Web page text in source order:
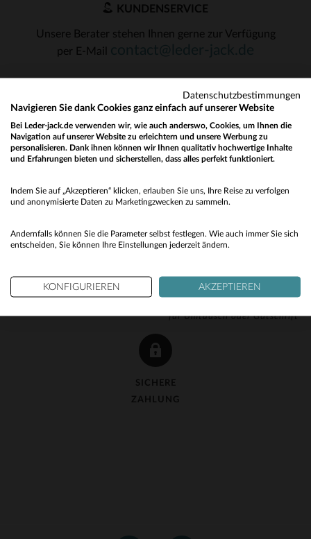
KOSTENLOSE LIEFERUNG
ab 150 €
KOSTENLOSE 90-TAGE-
RÜCKGABE
für Umtausch oder Gutschrift
SICHERE
ZAHLUNG
KUNDENSERVICE
Unsere Berater stehen Ihnen gerne zur Verfügung
per E-Mail
UNSERE VERTRAUENSWÜRDIGEN PARTNER
No
Datenschutzbestimmungen
Navigieren Sie dank Cookies ganz einfach auf unserer Website
Bei Leder-jack.de verwenden wir, wie auch anderswo, Cookies, um Ihnen die
Navigation auf unserer Website zu erleichtern und unsere Werbung zu
personalisieren. Dank ihnen können wir Ihnen qualitativ hochwertige Inhalte
und Erfahrungen bieten und sicherstellen, dass alles perfekt funktioniert.
Indem Sie auf „Akzeptieren“ klicken, erlauben Sie uns, Ihre Reise zu verfolgen
und anonymisierte Daten zu Marketingzwecken zu sammeln.
Andernfalls können Sie die Parameter selbst festlegen. Wie auch immer Sie sich
entscheiden, Sie können Ihre Einstellungen jederzeit ändern.
KONFIGURIEREN AKZEPTIEREN